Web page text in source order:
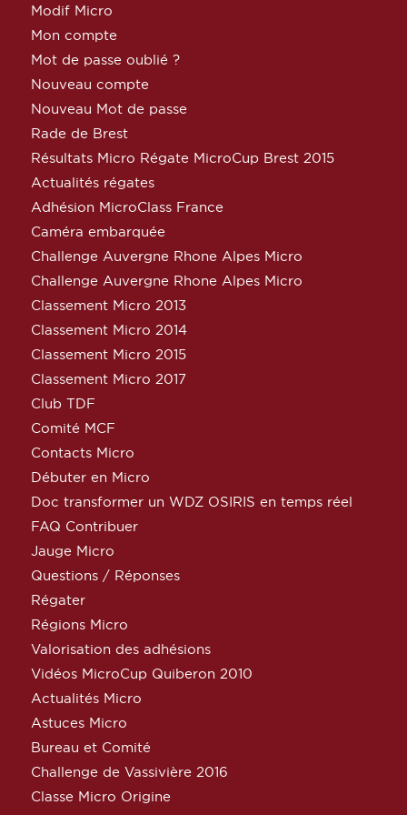
Modif Micro
Mon compte
Mot de passe oublié ?
Nouveau compte
Nouveau Mot de passe
Rade de Brest
Résultats Micro Régate MicroCup Brest 2015
Actualités régates
Adhésion MicroClass France
Caméra embarquée
Challenge Auvergne Rhone Alpes Micro
Challenge Auvergne Rhone Alpes Micro
Classement Micro 2013
Classement Micro 2014
Classement Micro 2015
Classement Micro 2017
Club TDF
Comité MCF
Contacts Micro
Débuter en Micro
Doc transformer un WDZ OSIRIS en temps réel
FAQ Contribuer
Jauge Micro
Questions / Réponses
Régater
Régions Micro
Valorisation des adhésions
Vidéos MicroCup Quiberon 2010
Actualités Micro
Astuces Micro
Bureau et Comité
Challenge de Vassivière 2016
Classe Micro Origine